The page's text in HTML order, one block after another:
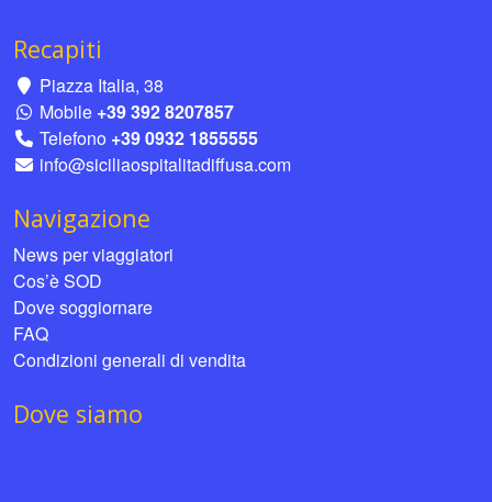
Recapiti
Piazza Italia, 38
Mobile +39 392 8207857
Telefono +39 0932 1855555
info@siciliaospitalitadiffusa.com
Navigazione
News per viaggiatori
Cos’è SOD
Dove soggiornare
FAQ
Condizioni generali di vendita
Dove siamo